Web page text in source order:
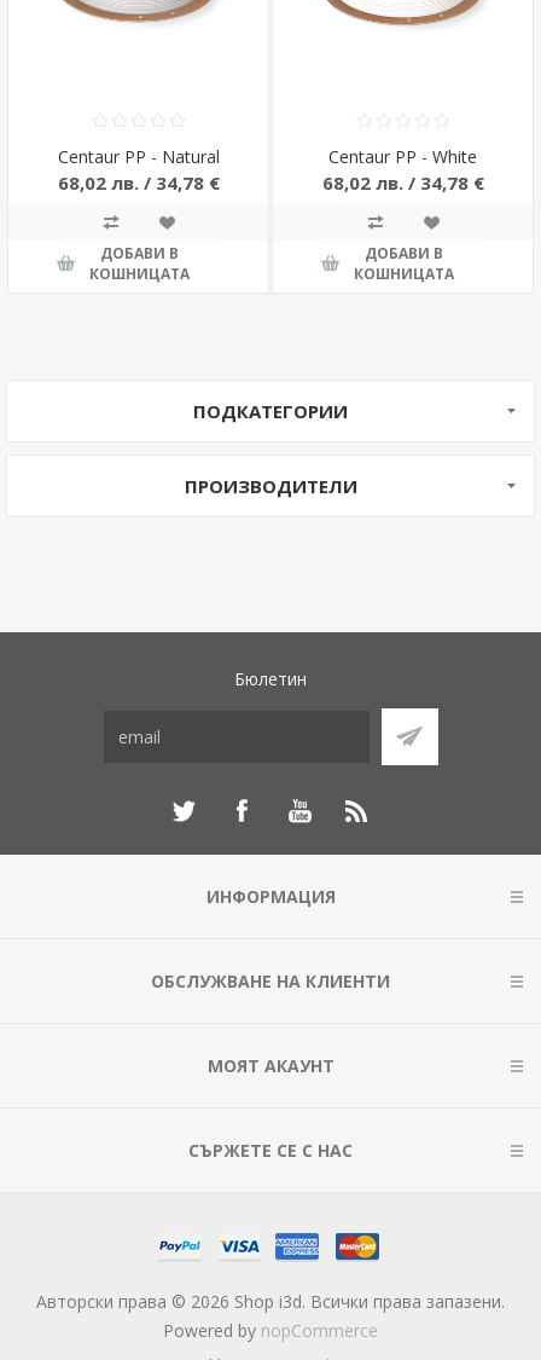
Centaur PP - Natural
68,02 лв. / 34,78 €
ДОБАВИ В
КОШНИЦАТА
Centaur PP - White
68,02 лв. / 34,78 €
ДОБАВИ В
КОШНИЦАТА
ПОДКАТЕГОРИИ
ПРОИЗВОДИТЕЛИ
Бюлетин
ИНФОРМАЦИЯ
ОБСЛУЖВАНЕ НА КЛИЕНТИ
МОЯТ АКАУНТ
СЪРЖЕТЕ СЕ С НАС
Авторски права © 2026 Shop i3d. Всички права запазени.
Powered by nopCommerce